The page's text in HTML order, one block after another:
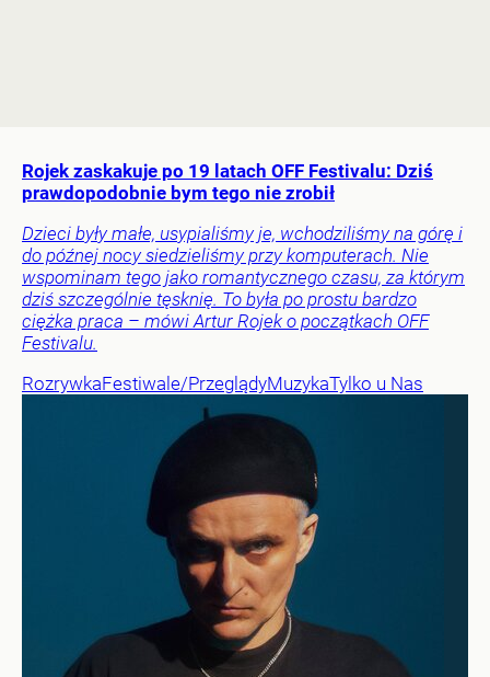
Rojek zaskakuje po 19 latach OFF Festivalu: Dziś
prawdopodobnie bym tego nie zrobił
Dzieci były małe, usypialiśmy je, wchodziliśmy na górę i
do późnej nocy siedzieliśmy przy komputerach. Nie
wspominam tego jako romantycznego czasu, za którym
dziś szczególnie tęsknię. To była po prostu bardzo
ciężka praca – mówi Artur Rojek o początkach OFF
Festivalu.
RozrywkaFestiwale/PrzeglądyMuzykaTylko u Nas